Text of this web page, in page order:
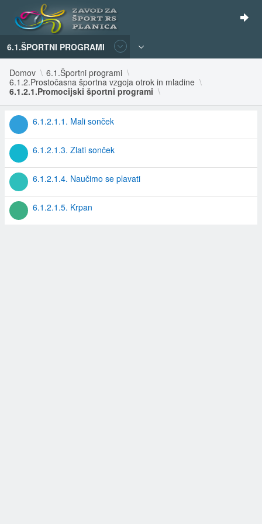
6.1.ŠPORTNI PROGRAMI
Domov
6.1.Športni programi
6.1.2.Prostočasna športna vzgoja otrok in mladine
6.1.2.1.Promocijski športni programi
6.1.2.1.1. Mali sonček
6.1.2.1.3. Zlati sonček
6.1.2.1.4. Naučimo se plavati
6.1.2.1.5. Krpan